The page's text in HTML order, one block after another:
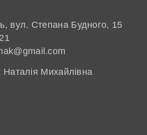
вул. Степана Будного, 15
Михайлівна